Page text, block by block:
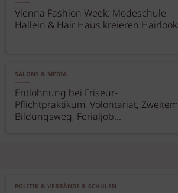
Vienna Fashion Week: Modeschule
Hallein & Hair Haus kreieren
SALONS & MEDIA
Entlohnung bei Friseur-
Pflichtpraktikum, Volontariat, Zweitem
Bildungsweg, Ferialjob...
POLITIK & VERBÄNDE & SCHULEN